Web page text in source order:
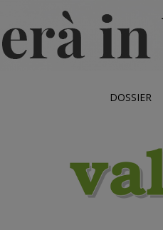
DOSSIER